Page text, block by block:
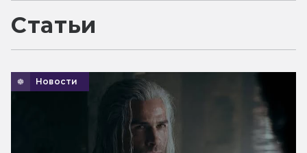
Статьи
Новости